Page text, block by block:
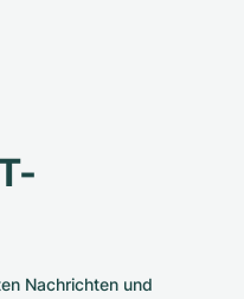
Nachrichten und